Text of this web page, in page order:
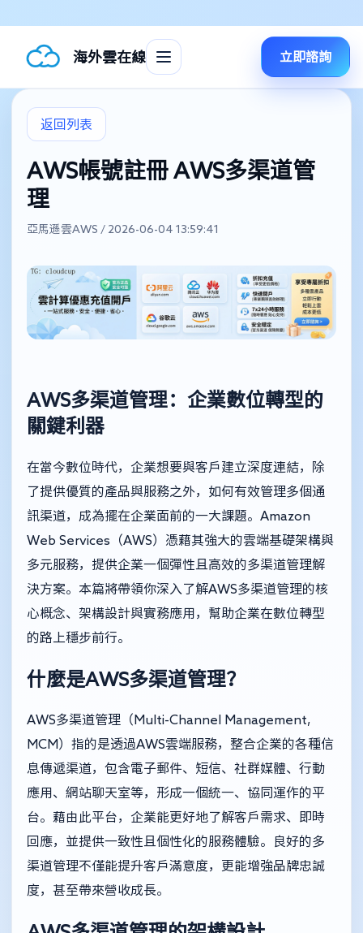
海外雲在線 立即諮詢
返回列表
AWS帳號註冊 AWS多渠道管
理
亞馬遜雲AWS / 2026-06-04 13:59:41
AWS多渠道管理：企業數位轉型的
關鍵利器
在當今數位時代，企業想要與客戶建立深度連結，除
了提供優質的產品與服務之外，如何有效管理多個通
訊渠道，成為擺在企業面前的一大課題。Amazon
Web Services（AWS）憑藉其強大的雲端基礎架構與
多元服務，提供企業一個彈性且高效的多渠道管理解
決方案。本篇將帶領你深入了解AWS多渠道管理的核
心概念、架構設計與實務應用，幫助企業在數位轉型
的路上穩步前行。
什麼是AWS多渠道管理？
AWS多渠道管理（Multi-Channel Management,
MCM）指的是透過AWS雲端服務，整合企業的各種信
息傳遞渠道，包含電子郵件、短信、社群媒體、行動
應用、網站聊天室等，形成一個統一、協同運作的平
台。藉由此平台，企業能更好地了解客戶需求、即時
回應，並提供一致性且個性化的服務體驗。良好的多
渠道管理不僅能提升客戶滿意度，更能增強品牌忠誠
度，甚至帶來營收成長。